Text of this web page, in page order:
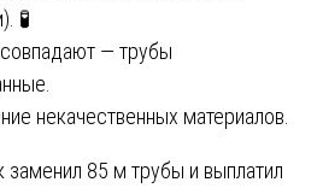
🧪
— трубы
некачественных материалов.
заменил 85 м трубы и выплатил